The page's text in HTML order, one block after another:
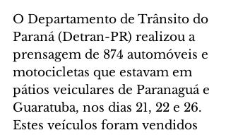
O Departamento de Trânsito do
Paraná (Detran-PR) realizou a
prensagem de 874 automóveis e
motocicletas que estavam em
pátios veiculares de Paranaguá e
Guaratuba, nos dias 21, 22 e 26.
Estes veículos foram vendidos